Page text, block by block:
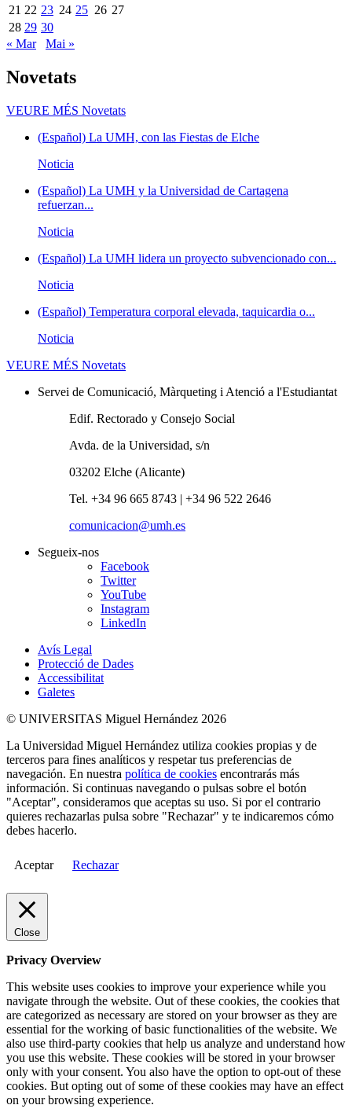
21 22 23 24 25 26 27
28 29 30
« Mar
Mai »
Novetats
VEURE MÉS Novetats
(Español) La UMH, con las Fiestas de Elche
Noticia
(Español) La UMH y la Universidad de Cartagena
refuerzan...
Noticia
(Español) La UMH lidera un proyecto subvencionado con...
Noticia
(Español) Temperatura corporal elevada, taquicardia o...
Noticia
VEURE MÉS Novetats
Servei de Comunicació, Màrqueting i Atenció a l'Estudiantat
Edif. Rectorado y Consejo Social
Avda. de la Universidad, s/n
03202 Elche (Alicante)
Tel. +34 96 665 8743 | +34 96 522 2646
comunicacion@umh.es
Segueix-nos
Facebook
Twitter
YouTube
Instagram
LinkedIn
Avís Legal
Protecció de Dades
Accessibilitat
Galetes
© UNIVERSITAS Miguel Hernández 2026
La Universidad Miguel Hernández utiliza cookies propias y de
terceros para fines analíticos y respetar tus preferencias de
navegación. En nuestra política de cookies encontrarás más
información. Si continuas navegando o pulsas sobre el botón
"Aceptar", consideramos que aceptas su uso. Si por el contrario
quieres rechazarlas pulsa sobre "Rechazar" y te indicaremos cómo
debes hacerlo.
Aceptar Rechazar
Close
Privacy Overview
This website uses cookies to improve your experience while you
navigate through the website. Out of these cookies, the cookies that
are categorized as necessary are stored on your browser as they are
essential for the working of basic functionalities of the website. We
also use third-party cookies that help us analyze and understand how
you use this website. These cookies will be stored in your browser
only with your consent. You also have the option to opt-out of these
cookies. But opting out of some of these cookies may have an effect
on your browsing experience.